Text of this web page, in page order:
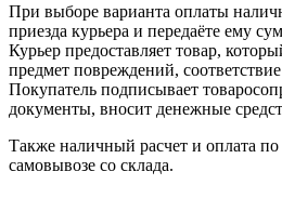
При выборе варианта оплаты
приезда курьера и передаёте ему
Курьер предоставляет товар,
предмет повреждений,
Покупатель подписывает
документы, вносит денежные
Также наличный расчет и оплата
самовывозе со склада.